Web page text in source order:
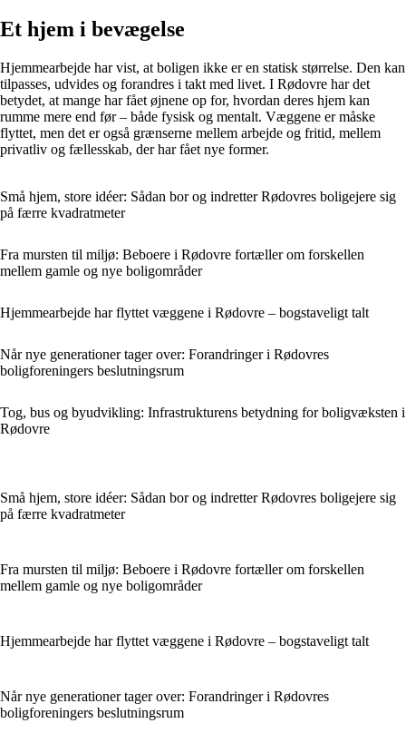
Et hjem i bevægelse
Hjemmearbejde har vist, at boligen ikke er en statisk størrelse. Den kan
tilpasses, udvides og forandres i takt med livet. I Rødovre har det
betydet, at mange har fået øjnene op for, hvordan deres hjem kan
rumme mere end før – både fysisk og mentalt. Væggene er måske
flyttet, men det er også grænserne mellem arbejde og fritid, mellem
privatliv og fællesskab, der har fået nye former.
Små hjem, store idéer: Sådan bor og indretter Rødovres boligejere sig
på færre kvadratmeter
Fra mursten til miljø: Beboere i Rødovre fortæller om forskellen
mellem gamle og nye boligområder
Hjemmearbejde har flyttet væggene i Rødovre – bogstaveligt talt
Når nye generationer tager over: Forandringer i Rødovres
boligforeningers beslutningsrum
Tog, bus og byudvikling: Infrastrukturens betydning for boligvæksten i
Rødovre
Små hjem, store idéer: Sådan bor og indretter Rødovres boligejere sig
på færre kvadratmeter
Fra mursten til miljø: Beboere i Rødovre fortæller om forskellen
mellem gamle og nye boligområder
Hjemmearbejde har flyttet væggene i Rødovre – bogstaveligt talt
Når nye generationer tager over: Forandringer i Rødovres
boligforeningers beslutningsrum